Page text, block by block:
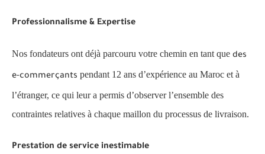
Professionnalisme & Expertise
Nos fondateurs ont déjà parcouru votre chemin en tant que des
e-commerçants pendant 12 ans d’expérience au Maroc et à
l’étranger, ce qui leur a permis d’observer l’ensemble des
contraintes relatives à chaque maillon du processus de livraison.
Prestation de service inestimable